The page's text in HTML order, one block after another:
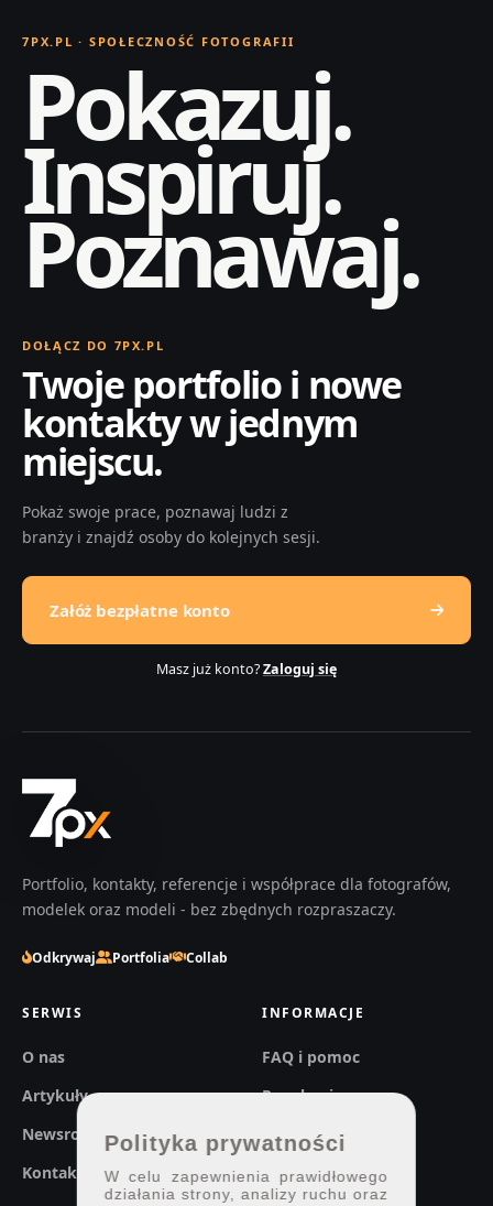
7PX.PL · SPOŁECZNOŚĆ FOTOGRAFII
Pokazuj.
Inspiruj.
Poznawaj.
DOŁĄCZ DO 7PX.PL
Twoje portfolio i nowe
kontakty w jednym
miejscu.
Pokaż swoje prace, poznawaj ludzi z
branży i znajdź osoby do kolejnych sesji.
Załóż bezpłatne konto
Masz już konto?Zaloguj się
Portfolio, kontakty, referencje i współprace dla fotografów,
modelek oraz modeli - bez zbędnych rozpraszaczy.
Odkrywaj Portfolia Collab
SERWIS
O nas
Artykuły
Newsroom
Kontakt
INFORMACJE
FAQ i pomoc
Regulaminy
Prywatność
Polityka prywatności
W celu zapewnienia prawidłowego
działania strony, analizy ruchu oraz